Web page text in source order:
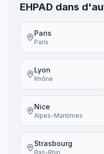
EHPAD dans
Paris
Paris
Lyon
Rhône
Nice
Alpes-Maritimes
Strasbourg
Bas-Rhin